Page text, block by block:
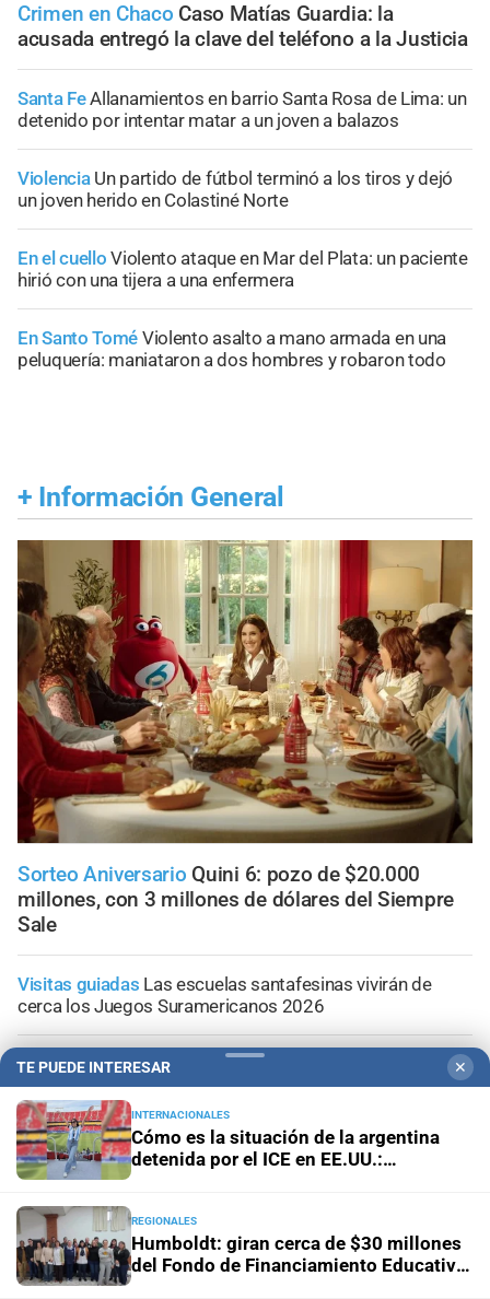
Crimen en Chaco Caso Matías Guardia: la
acusada entregó la clave del teléfono a la Justicia
Santa FeAllanamientos en barrio Santa Rosa de Lima: un
detenido por intentar matar a un joven a balazos
Violencia Un partido de fútbol terminó a los tiros y dejó
un joven herido en Colastiné Norte
En el cuello Violento ataque en Mar del Plata: un paciente
hirió con una tijera a una enfermera
En Santo Tomé Violento asalto a mano armada en una
peluquería: maniataron a dos hombres y robaron todo
+ Información General
Sorteo Aniversario Quini 6: pozo de $20.000
millones, con 3 millones de dólares del Siempre
Sale
Visitas guiadas Las escuelas santafesinas vivirán de
cerca los Juegos Suramericanos 2026
Doble alerta meteorológicoAsí avanza la tormenta por
Santa Fe con alerta amarilla; la información minuto a
minuto
Vigentes hasta el 12 de agostoMirá las ofertas en Alvear
Panorama astrológicoHoróscopo de hoy 6 de agosto de
2026
TE PUEDE INTERESAR ✕
INTERNACIONALES
Cómo es la situación de la argentina
detenida por el ICE en EE.UU.:
REGIONALES
Humboldt: giran cerca de $30 millones
del Fondo de Financiamiento Educativo